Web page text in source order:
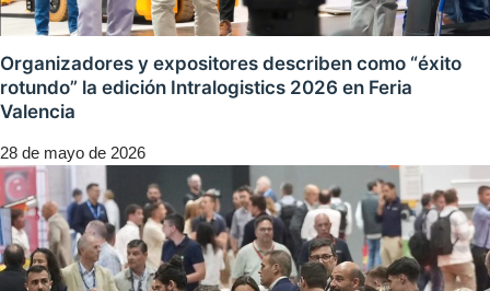
Organizadores y expositores describen como “éxito
rotundo” la edición Intralogistics 2026 en Feria
Valencia
28 de mayo de 2026